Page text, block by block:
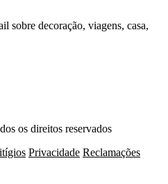
sobre decoração, viagens, casa,
os direitos reservados
Privacidade Reclamações